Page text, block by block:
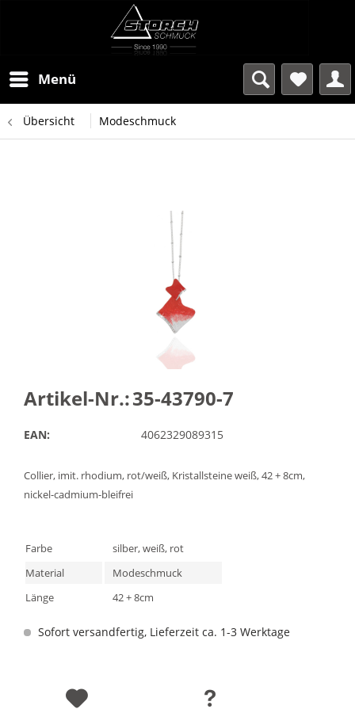
Menü
Übersicht Modeschmuck
Artikel-Nr.:35-43790-7
EAN: 4062329089315
Collier, imit. rhodium, rot/weiß, Kristallsteine weiß, 42 + 8cm,
nickel-cadmium-bleifrei
Farbe
silber, weiß, rot
Material
Modeschmuck
Länge
42 + 8cm
Sofort versandfertig, Lieferzeit ca. 1-3 Werktage